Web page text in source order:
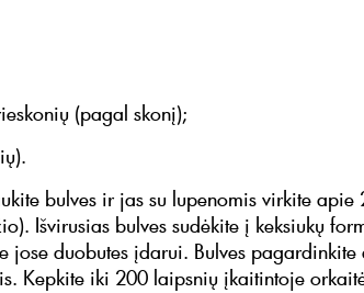
(pagal skonį);
bulves ir jas su lupenomis virkite apie
Išvirusias bulves sudėkite į keksiukų
jose duobutes įdarui. Bulves pagardinkite
Kepkite iki 200 laipsnių įkaitintoje